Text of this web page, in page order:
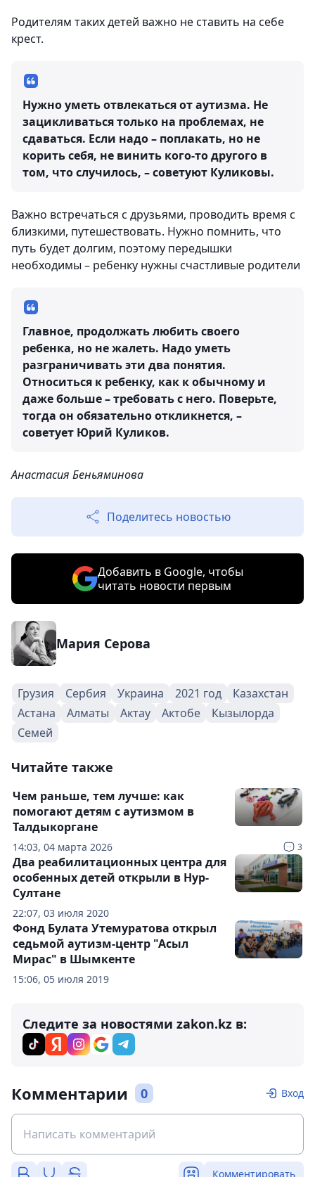
Родителям таких детей важно не ставить на себе
крест.
Нужно уметь отвлекаться от аутизма. Не
зацикливаться только на проблемах, не
сдаваться. Если надо – поплакать, но не
корить себя, не винить кого-то другого в
том, что случилось, – советуют Куликовы.
Важно встречаться с друзьями, проводить время с
близкими, путешествовать. Нужно помнить, что
путь будет долгим, поэтому передышки
необходимы – ребенку нужны счастливые родители
Главное, продолжать любить своего
ребенка, но не жалеть. Надо уметь
разграничивать эти два понятия.
Относиться к ребенку, как к обычному и
даже больше – требовать с него. Поверьте,
тогда он обязательно откликнется, –
советует Юрий Куликов.
Анастасия Беньяминова
Поделитесь новостью
Добавить в Google, чтобы
читать новости первым
Мария Серова
Грузия Сербия Украина 2021 год
Казахстан
Астана
Алматы Актау Актобе
Кызылорда
Семей
Читайте также
14:03, 04 марта 2026 3
Чем раньше, тем лучше: как
помогают детям с аутизмом в
Талдыкоргане
22:07, 03 июля 2020
Два реабилитационных центра для
особенных детей открыли в Нур-
Султане
15:06, 05 июля 2019
Фонд Булата Утемуратова открыл
седьмой аутизм-центр "Асыл
Мирас" в Шымкенте
Следите за новостями zakon.kz в:
Комментарии 0 Вход
Комментировать